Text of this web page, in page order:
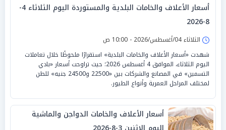
أسعار الأعلاف والخامات البلدية والمستوردة اليوم الثلاثاء 4-
8-2026
الثلاثاء 04/أغسطس/2026 - 10:00 ص
شهدت «أسعار الأعلاف والخامات البلدية» استقرارًا ملحوظًا خلال تعاملات
اليوم الثلاثاء، الموافق 4 أغسطس 2026؛ حيث تراوحت أسعار «بادي
التسمين» في المصانع والشركات بين «22500 و24500 جنيه» للطن
لمختلف المراحل العمرية وأنواع الطيور.
أسعار الأعلاف والخامات الدواجن والماشية